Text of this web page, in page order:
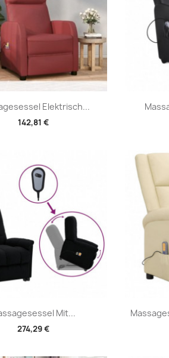
Elektrisch...
142,81 €
Vorschau
Mit...
274,29 €
Vorschau